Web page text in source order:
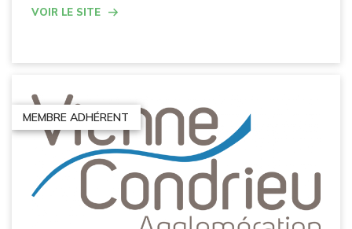
Voir le site
MEMBRE ADHÉRENT